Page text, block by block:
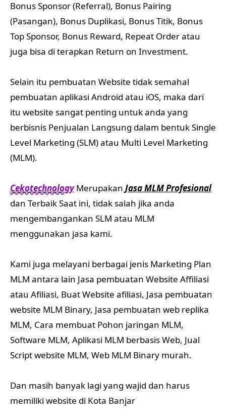
pembuatan aplikasi Android atau iOS, maka dari
itu website sangat penting untuk anda yang
berbisnis Penjualan Langsung dalam bentuk Single
Level Marketing (SLM) atau Multi Level Marketing
CekotechnologyMerupakan Jasa MLM Profesional
dan Terbaik Saat ini, tidak salah jika anda
mengembangankan SLM atau MLM
menggunakan jasa kami.
MLM antara lain Jasa pembuatan Website Affiliasi
atau Afiliasi, Buat Website afiliasi, Jasa pembuatan
website MLM Binary, Jasa pembuatan web replika
MLM, Cara membuat Pohon jaringan MLM,
Script website MLM, Web MLM Binary murah.
Dan masih banyak lagi yang wajid dan harus
memiliki website di Kota Banjar